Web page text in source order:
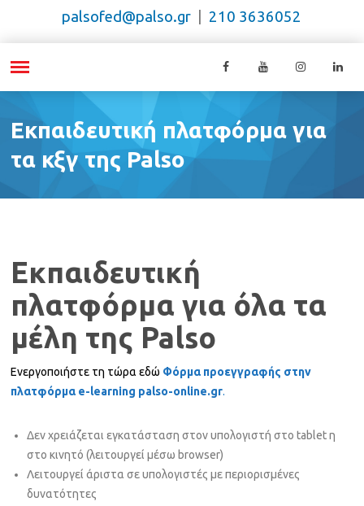
palsofed@palso.gr 210 3636052
Εκπαιδευτική πλατφόρμα για
τα κξγ της Palso
Εκπαιδευτική
πλατφόρμα για όλα τα
μέλη της Palso
Ενεργοποιήστε τη τώρα εδώ Φόρμα προεγγραφής στην
πλατφόρμα e-learning palso-online.gr.
Δεν χρειάζεται εγκατάσταση στον υπολογιστή στο tablet η
στο κινητό (λειτουργεί μέσω browser)
Λειτουργεί άριστα σε υπολογιστές με περιορισμένες
δυνατότητες